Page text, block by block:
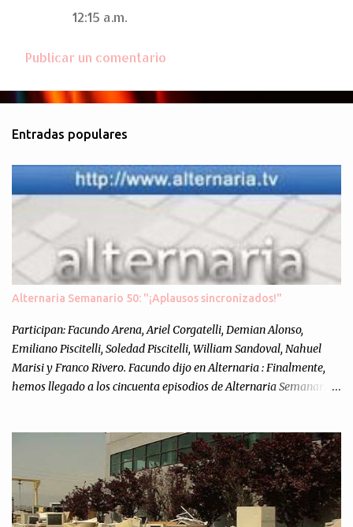
12:15 a.m.
Publicar un comentario
Entradas populares
Alternaria Semanario 50: "¡Aplausos sincronizados!"
Participan: Facundo Arena, Ariel Corgatelli, Demian Alonso,
Emiliano Piscitelli, Soledad Piscitelli, William Sandoval, Nahuel
Marisi y Franco Rivero. Facundo dijo en Alternaria : Finalmente,
hemos llegado a los cincuenta episodios de Alternaria Semanario.
nuestra propia óptica: un punto de vista independiente e
informal.Para festejarlo, se nos ocurrió que estemos todos juntos; y
cuando digo "todos" me refiero a toda la gente que alguna vez
participó en el semanario como panelista, y a ustedes. Por eso se
nos ocurrió la idea de emitir video en vivo. La tarea no fué facil,